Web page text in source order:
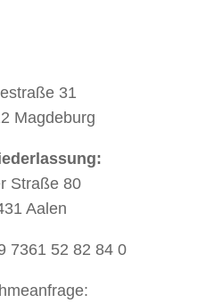
31
Magdeburg
Straße 80
Aalen
7361 52 82 84 0